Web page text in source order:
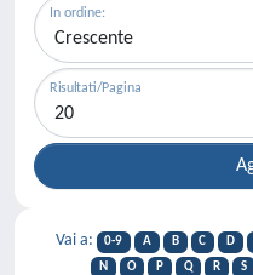
In ordine:
Risultati/Pagina
Vai a: 0-9 A B C D
N
O P Q R S